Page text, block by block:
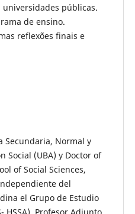
universidades públicas.
de ensino.
reflexões finais e
Secundaria, Normal y
Social (UBA) y Doctor of
of Social Sciences,
del
el Grupo de Estudio